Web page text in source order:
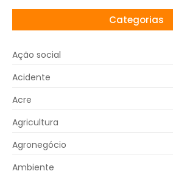
Categorias
Ação social
Acidente
Acre
Agricultura
Agronegócio
Ambiente